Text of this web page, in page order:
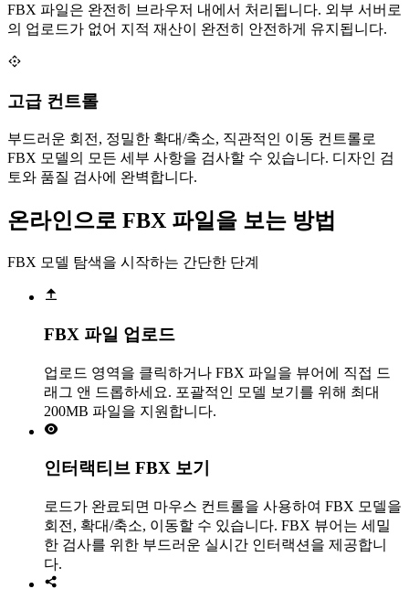
FBX 파일은 완전히 브라우저 내에서 처리됩니다. 외부 서버로
의 업로드가 없어 지적 재산이 완전히 안전하게 유지됩니다.
고급 컨트롤
부드러운 회전, 정밀한 확대/축소, 직관적인 이동 컨트롤로
FBX 모델의 모든 세부 사항을 검사할 수 있습니다. 디자인 검
토와 품질 검사에 완벽합니다.
온라인으로 FBX 파일을 보는 방법
FBX 모델 탐색을 시작하는 간단한 단계
FBX 파일 업로드
업로드 영역을 클릭하거나 FBX 파일을 뷰어에 직접 드
래그 앤 드롭하세요. 포괄적인 모델 보기를 위해 최대
200MB 파일을 지원합니다.
인터랙티브 FBX 보기
로드가 완료되면 마우스 컨트롤을 사용하여 FBX 모델을
회전, 확대/축소, 이동할 수 있습니다. FBX 뷰어는 세밀
한 검사를 위한 부드러운 실시간 인터랙션을 제공합니
다.